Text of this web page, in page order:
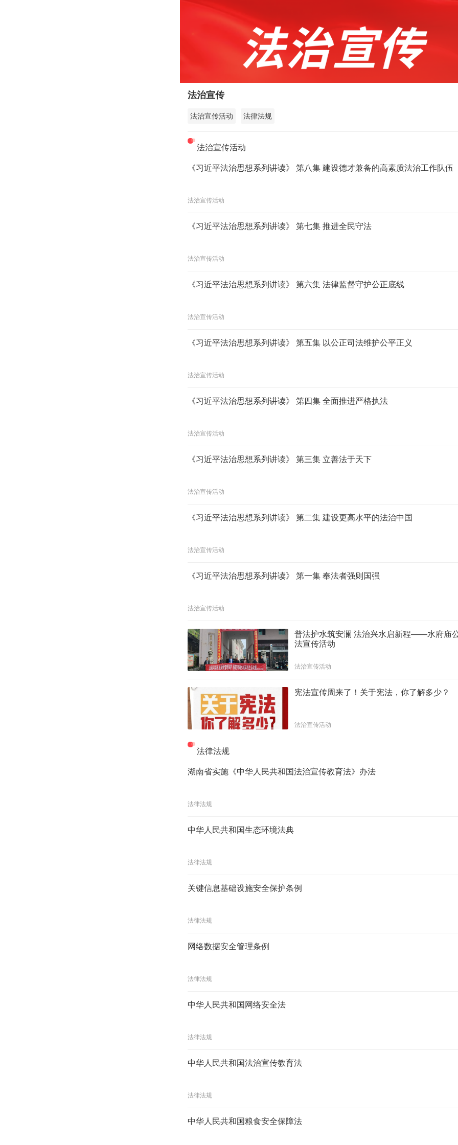
法治宣传
法治宣传活动 法律法规
法治宣传活动
《习近平法治思想系列讲读》 第八集 建设德才兼备的高素质法治工作队伍
法治宣传活动
《习近平法治思想系列讲读》 第七集 推进全民守法
法治宣传活动
《习近平法治思想系列讲读》 第六集 法律监督守护公正底线
法治宣传活动
《习近平法治思想系列讲读》 第五集 以公正司法维护公平正义
法治宣传活动
《习近平法治思想系列讲读》 第四集 全面推进严格执法
法治宣传活动
《习近平法治思想系列讲读》 第三集 立善法于天下
法治宣传活动
《习近平法治思想系列讲读》 第二集 建设更高水平的法治中国
法治宣传活动
《习近平法治思想系列讲读》 第一集 奉法者强则国强
法治宣传活动
普法护水筑安澜 法治兴水启新程——水府庙
法宣传活动
法治宣传活动
宪法宣传周来了！关于宪法，你了解多少？
法治宣传活动
法律法规
湖南省实施《中华人民共和国法治宣传教育法》办法
法律法规
中华人民共和国生态环境法典
法律法规
关键信息基础设施安全保护条例
法律法规
网络数据安全管理条例
法律法规
中华人民共和国网络安全法
法律法规
中华人民共和国法治宣传教育法
法律法规
中华人民共和国粮食安全保障法